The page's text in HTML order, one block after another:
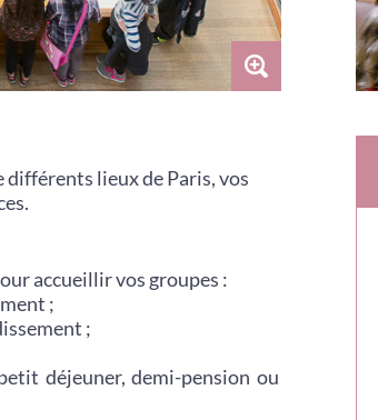
différents lieux de Paris, vos
accueillir vos groupes :
;
;
déjeuner, demi-pension ou